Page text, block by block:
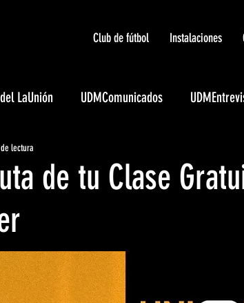
Club de fútbol Instalaciones
LaUnión UDMComunicados
Campus LaUnión
de tu Clase
lectura